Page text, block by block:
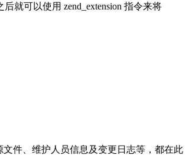
就可以使用 zend_extension 指令来将
件、维护人员信息及变更日志等，都在此